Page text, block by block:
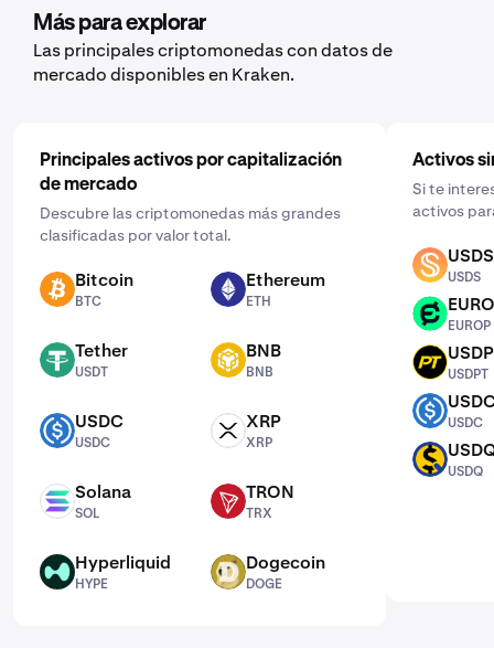
Después, introduce la cantidad que quieres, selecciona
la frecuencia haciendo clic en “Una vez” y elige una
programación que se ajuste a ti: diaria, semanal o
mensual.
Más para explorar
Las principales criptomonedas con datos de
mercado disponibles en Kraken.
Principales activos por capitalización
de mercado
Descubre las criptomonedas más grandes
clasificadas por valor total.
BTC Bitcoin
BTC
ETH Ethereum
ETH
USDT Tether
USDT
BNB BNB
BNB
USDC USDC
USDC
XRP XRP
XRP
SOL Solana
SOL
TRX TRON
TRX
HYPE Hyperliquid
HYPE
DOGE Dogecoin
DOGE
Activos
Si te
activos
USDS USDS
USDS
EUROP
EUROP
USDPT
USDPT
USDC
USDC
USDQ
USDQ